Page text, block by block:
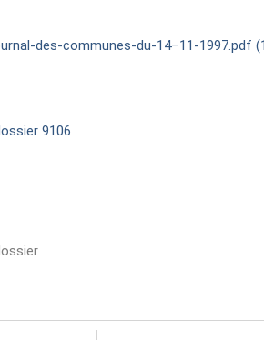
des-communes-du-14–11-1997.pdf
9106